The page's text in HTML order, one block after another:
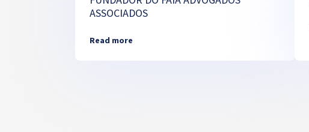
ASSOCIADOS
Read more